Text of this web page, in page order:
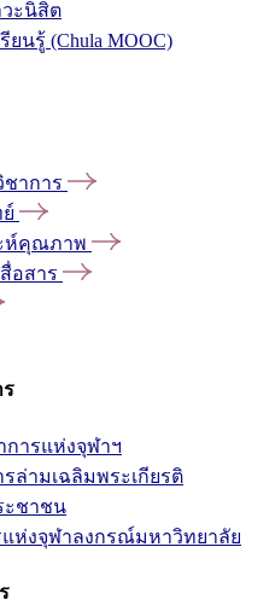
ะนิสิต
นรู้ (Chula MOOC)
าการ
ห์คุณภาพ
อสาร
ารแห่งจุฬาฯ
ล่ามเฉลิมพระเกียรติ
ะชาชน
ห่งจุฬาลงกรณ์มหาวิทยาลัย